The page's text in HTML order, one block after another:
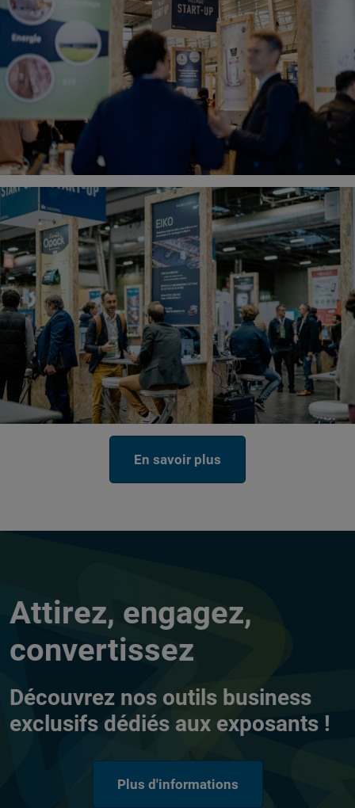
En savoir plus
Attirez, engagez,
convertissez
Découvrez nos outils business
exclusifs dédiés aux exposants !
Plus d'informations